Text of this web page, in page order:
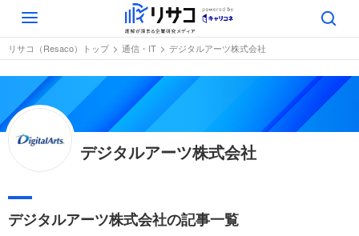
Toggle
navigation
リサコ（Resaco）トップ 通信・IT デジタルアーツ株式会社
デジタルアーツ株式会社
デジタルアーツ株式会社の記事一覧